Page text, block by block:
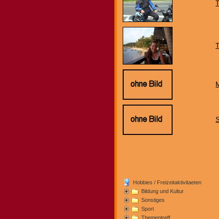
Hobbies / Freizeitaktivitaeten
Bildung und Kultur
Sonstiges
Sport
Thementreff